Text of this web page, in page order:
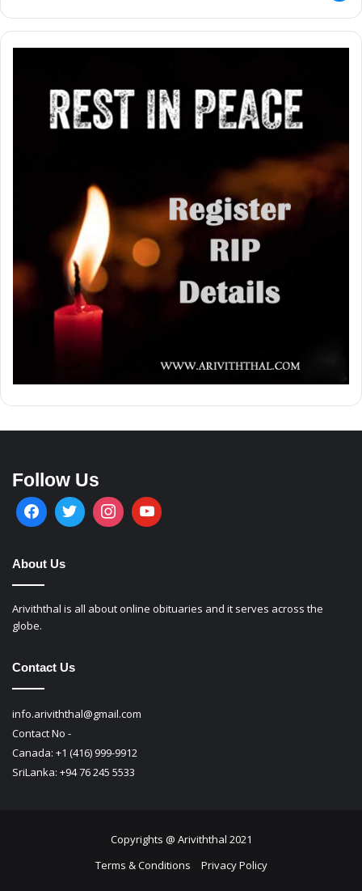
Follow Us
About Us
Ariviththal is all about online obituaries and it serves across the
globe.
Contact Us
info.ariviththal@gmail.com
Contact No -
Canada: +1 (416) 999-9912
SriLanka: +94 76 245 5533
Copyrights @ Ariviththal 2021
Terms & Conditions
Privacy Policy